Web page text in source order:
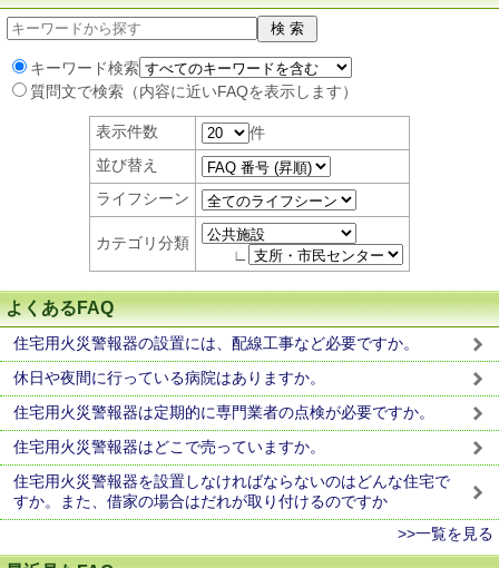
キーワード検索
質問文で検索（内容に近いFAQを表示します）
表示件数
件
並び替え
ライフシーン
カテゴリ分類
∟
よくあるFAQ
住宅用火災警報器の設置には、配線工事など必要ですか。
休日や夜間に行っている病院はありますか。
住宅用火災警報器は定期的に専門業者の点検が必要ですか。
住宅用火災警報器はどこで売っていますか。
住宅用火災警報器を設置しなければならないのはどんな住宅で
すか。また、借家の場合はだれが取り付けるのですか
>>一覧を見る